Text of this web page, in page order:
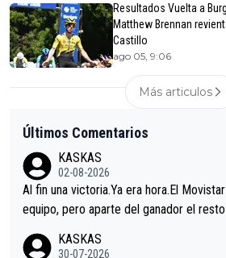
Resultados Vuelta a
Matthew Brennan
Castillo
ago 05, 9:06
Más articulos
Últimos Comentarios
KASKAS
02-08-2026
Al fin una victoria.Ya era hora.El
equipo, pero aparte del ganador el
s.La única buena noticia es la mejoría de
KASKAS
30-07-2026